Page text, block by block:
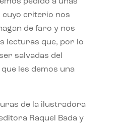
cuyo criterio nos
de faro y nos
lecturas que, por lo
salvadas del
les demos una
de la ilustradora
Raquel Bada y